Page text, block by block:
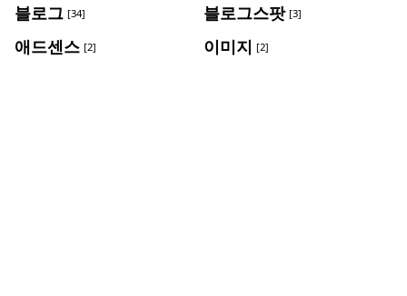
블로그 [34] 블로그스팟 [3]
애드센스 [2] 이미지 [2]